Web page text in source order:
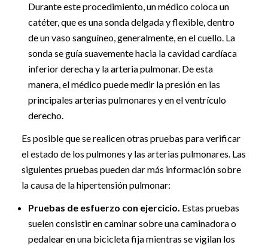
Durante este procedimiento, un médico coloca un
catéter, que es una sonda delgada y flexible, dentro
de un vaso sanguíneo, generalmente, en el cuello. La
sonda se guía suavemente hacia la cavidad cardíaca
inferior derecha y la arteria pulmonar. De esta
manera, el médico puede medir la presión en las
principales arterias pulmonares y en el ventrículo
derecho.
Es posible que se realicen otras pruebas para verificar
el estado de los pulmones y las arterias pulmonares. Las
siguientes pruebas pueden dar más información sobre
la causa de la hipertensión pulmonar:
Pruebas de esfuerzo con ejercicio. Estas pruebas
suelen consistir en caminar sobre una caminadora o
pedalear en una bicicleta fija mientras se vigilan los